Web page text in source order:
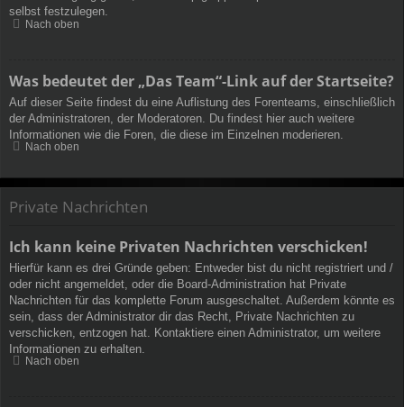
selbst festzulegen.
Nach oben
Was bedeutet der „Das Team“-Link auf der Startseite?
Auf dieser Seite findest du eine Auflistung des Forenteams, einschließlich
der Administratoren, der Moderatoren. Du findest hier auch weitere
Informationen wie die Foren, die diese im Einzelnen moderieren.
Nach oben
Private Nachrichten
Ich kann keine Privaten Nachrichten verschicken!
Hierfür kann es drei Gründe geben: Entweder bist du nicht registriert und /
oder nicht angemeldet, oder die Board-Administration hat Private
Nachrichten für das komplette Forum ausgeschaltet. Außerdem könnte es
sein, dass der Administrator dir das Recht, Private Nachrichten zu
verschicken, entzogen hat. Kontaktiere einen Administrator, um weitere
Informationen zu erhalten.
Nach oben